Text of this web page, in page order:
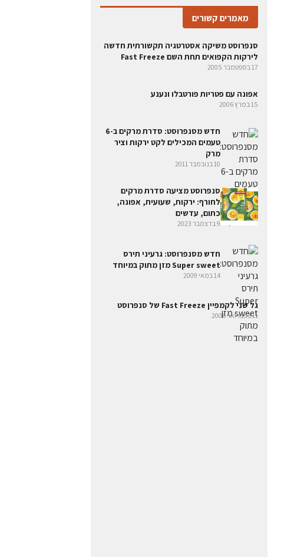
מאמרים קשורים
סנפרוסט משיקה אסטרטגיה תקשורתית חדשה
לירקות הקפואים תחת השם Fast Freeze
17 בספטמבר 2005
אפונה עם פטריות פורטבלו ונענע
15 במרץ 2006
חדש מסנפרוסט: סדרת מרקים ב-6
טעמים המכילים לקט ירקות וציר
מרק
10 בנובמבר 2011
סנפרוסט מציעה סדרת מרקים
לחורף: ירקות, שעועית, אפונה,
כתום, עדשים
9 בדצמבר 2023
חדש מסנפרוסט: גרעיני תירס
Super sweet מזן מתוק במיוחד
14 במאי 2009
גל שני לקמפיין Fast Freeze של סנפרוסט
11 בפברואר 2006